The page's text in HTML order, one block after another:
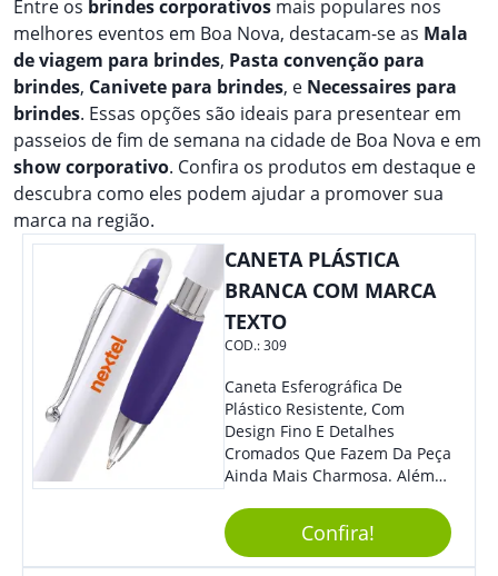
Entre os brindes corporativos mais populares nos
melhores eventos em Boa Nova, destacam-se as Mala
de viagem para brindes, Pasta convenção para
brindes, Canivete para brindes, e Necessaires para
brindes. Essas opções são ideais para presentear em
passeios de fim de semana na cidade de Boa Nova e em
show corporativo. Confira os produtos em destaque e
descubra como eles podem ajudar a promover sua
marca na região.
CANETA PLÁSTICA
BRANCA COM MARCA
TEXTO
COD.:309
Caneta Esferográfica De
Plástico Resistente, Com
Design Fino E Detalhes
Cromados Que Fazem Da Peça
Ainda Mais Charmosa. Além
Seu Acionamento É Por Giro.
Perfeita Para Diversas
Ocasiões Do Dia A Dia.
Confira!